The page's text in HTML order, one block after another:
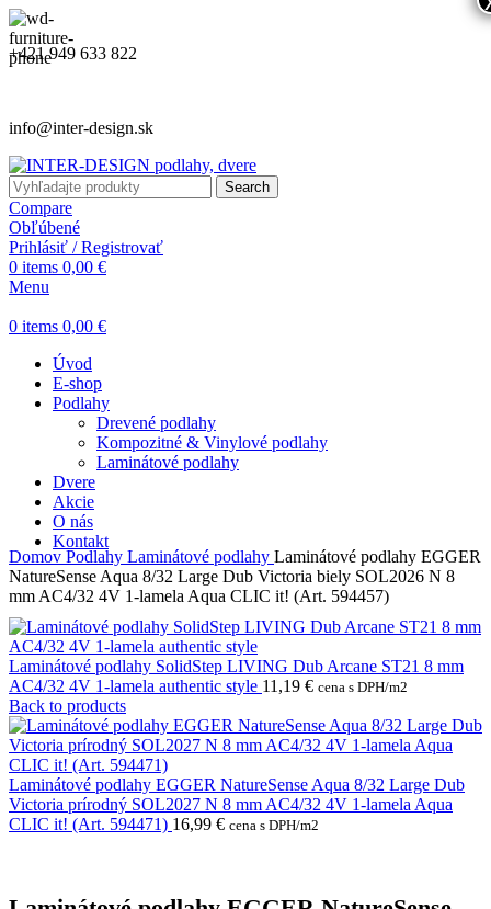
+421 949 633 822
info@inter-design.sk
Search
Compare
Obľúbené
Prihlásiť / Registrovať
0 items 0,00 €
Menu
0 items 0,00 €
Úvod
E-shop
Podlahy
Drevené podlahy
Kompozitné & Vinylové podlahy
Laminátové podlahy
Dvere
Akcie
O nás
Kontakt
Domov Podlahy Laminátové podlahy Laminátové podlahy EGGER
NatureSense Aqua 8/32 Large Dub Victoria biely SOL2026 N 8
mm AC4/32 4V 1-lamela Aqua CLIC it! (Art. 594457)
Laminátové podlahy SolidStep LIVING Dub Arcane ST21 8 mm
AC4/32 4V 1-lamela authentic style 11,19 € cena s DPH/m2
Back to products
Laminátové podlahy EGGER NatureSense Aqua 8/32 Large Dub
Victoria prírodný SOL2027 N 8 mm AC4/32 4V 1-lamela Aqua
CLIC it! (Art. 594471) 16,99 € cena s DPH/m2